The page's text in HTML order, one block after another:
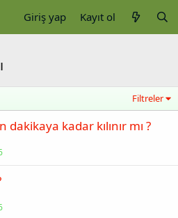
Giriş yap Kayıt ol
Filtreler
dakikaya kadar kılınır mı ?